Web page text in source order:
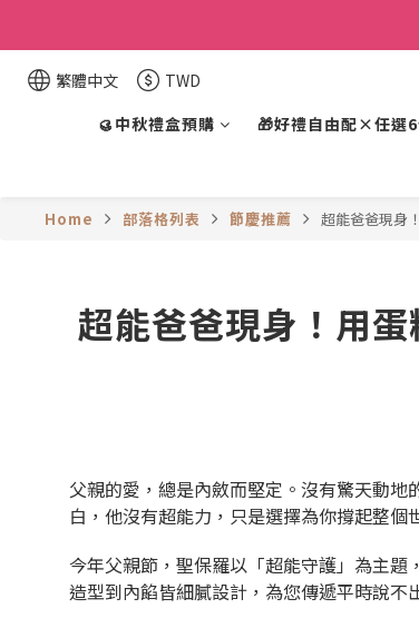
繁體中文 TWD
🥮中秋禮盒預購
🎁好禮自由配×任選
Home 部落格列表 節慶推薦 超能爸爸現身
超能爸爸現身！用
父親的愛，總是內斂而堅定。沒有驚天動
白，他沒有超能力，只是選擇為你撐起整個
今年父親節，聖保羅以「超能守護」為主題
造型到內餡皆細膩設計，為您傳遞平時說不